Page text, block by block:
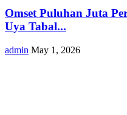
Omset Puluhan Juta
Uya Tabal...
admin May 1, 2026